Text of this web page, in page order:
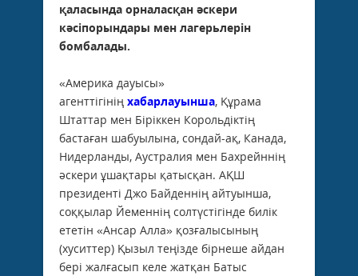
қаласында орналасқан әскери
кәсіпорындары мен лагерьлерін
бомбалады.
«Америка дауысы»
агенттігінің хабарлауынша, Құрама
Штаттар мен Біріккен Корольдіктің
бастаған шабуылына, сондай-ақ, Канада,
Нидерланды, Аустралия мен Бахрейннің
әскери ұшақтары қатысқан. АҚШ
президенті Джо Байденнің айтуынша,
соққылар Йеменнің солтүстігінде билік
ететін «Ансар Алла» қозғалысының
(хуситтер) Қызыл теңізде бірнеше айдан
бері жалғасып келе жатқан Батыс